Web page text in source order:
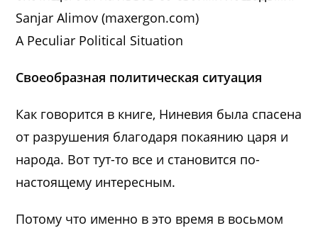
Sanjar Alimov (maxergon.com)
A Peculiar Political Situation
Своеобразная политическая ситуация
Как говорится в книге, Ниневия была спасена
от разрушения благодаря покаянию царя и
народа. Вот тут-то все и становится по-
настоящему интересным.
Потому что именно в это время в восьмом